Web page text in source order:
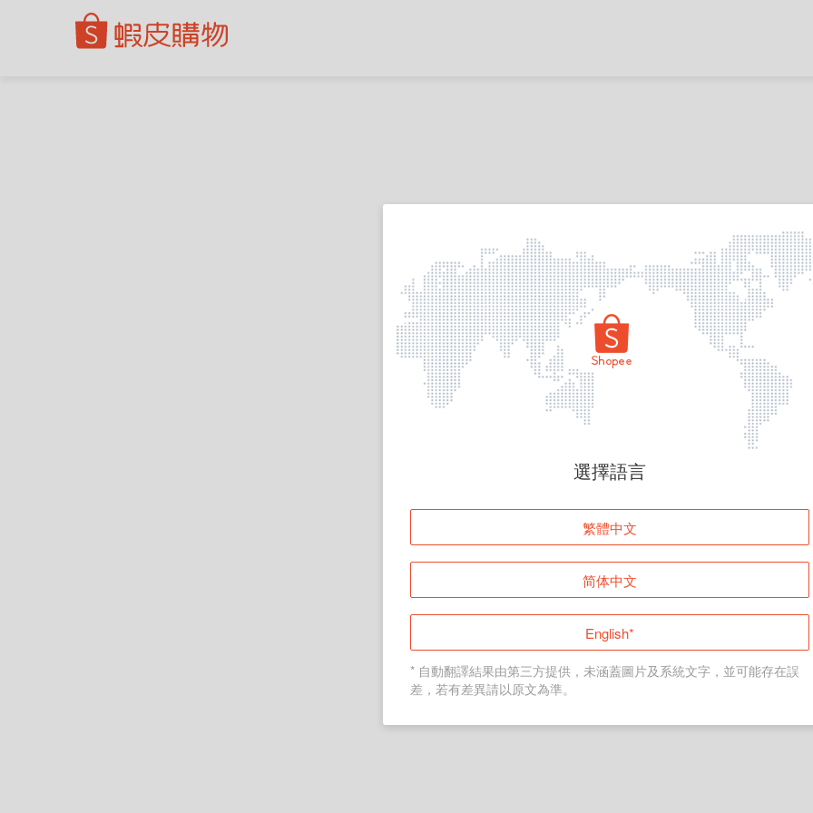
頁面無法顯示
登入
返回首頁
選擇語言
繁體中文
简体中文
English*
* 自動翻譯結果由第三方提供，未涵蓋圖片及系統文字，並可能存在誤
差，若有差異請以原文為準。